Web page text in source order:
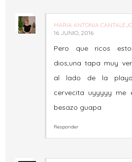
MARIA ANTONIA
16 JUNIO, 2016
Pero que ricos
dios,una tapa muy
al lado de la
cervecita uyyyyy me
besazo guapa
Responder